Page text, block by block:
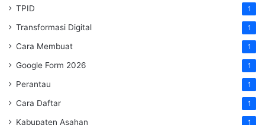
TPID 1
Transformasi Digital 1
Cara Membuat 1
Google Form 2026 1
Perantau 1
Cara Daftar 1
Kabupaten Asahan 1